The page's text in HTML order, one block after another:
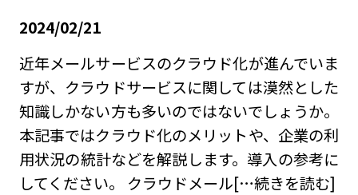
2024/02/21
近年メールサービスのクラウド化が進んでいま
すが、クラウドサービスに関しては漠然とした
知識しかない方も多いのではないでしょうか。
本記事ではクラウド化のメリットや、企業の利
用状況の統計などを解説します。導入の参考に
してください。 クラウドメール[…続きを読む]